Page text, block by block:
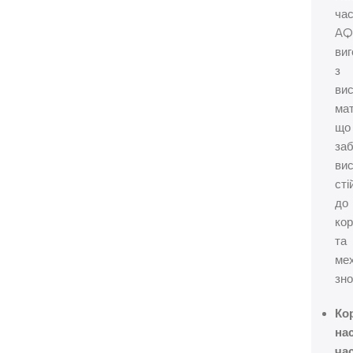
з
що
до
та